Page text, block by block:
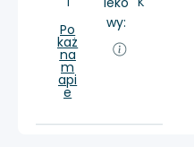
Po
każ
na
m
api
e
wy: